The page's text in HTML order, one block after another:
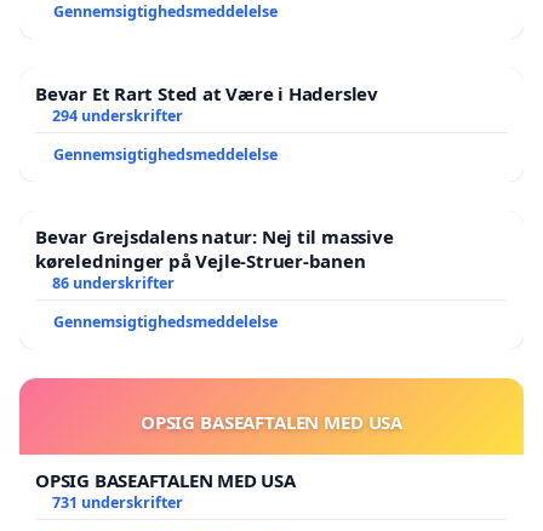
Gennemsigtighedsmeddelelse
Bevar Et Rart Sted at Være i Haderslev
294 underskrifter
Gennemsigtighedsmeddelelse
Bevar Grejsdalens natur: Nej til massive
køreledninger på Vejle-Struer-banen
86 underskrifter
Gennemsigtighedsmeddelelse
OPSIG BASEAFTALEN MED USA
OPSIG BASEAFTALEN MED USA
731 underskrifter